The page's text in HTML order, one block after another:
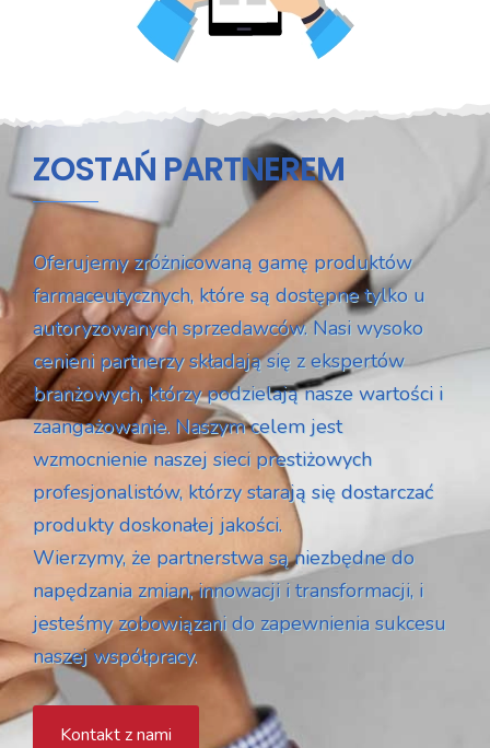
ZOSTAŃ PARTNEREM
Oferujemy zróżnicowaną gamę produktów
farmaceutycznych, które są dostępne tylko u
autoryzowanych sprzedawców. Nasi wysoko
cenieni partnerzy składają się z ekspertów
branżowych, którzy podzielają nasze wartości i
zaangażowanie. Naszym celem jest
wzmocnienie naszej sieci prestiżowych
profesjonalistów, którzy starają się dostarczać
produkty doskonałej jakości.
Wierzymy, że partnerstwa są niezbędne do
napędzania zmian, innowacji i transformacji, i
jesteśmy zobowiązani do zapewnienia sukcesu
naszej współpracy.
Kontakt z nami